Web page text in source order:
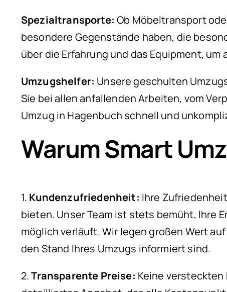
Spezialtransporte: Ob Möbeltransport
besondere Gegenstände haben, die
über die Erfahrung und das Equipment,
Umzugshelfer: Unsere geschulten
Sie bei allen anfallenden Arbeiten, vom
Umzug in Hagenbuch schnell und
Warum Smart
1. Kundenzufriedenheit: Ihre
bieten. Unser Team ist stets bemüht, Ihre
möglich verläuft. Wir legen großen Wert
den Stand Ihres Umzugs informiert sind.
2.Transparente Preise: Keine